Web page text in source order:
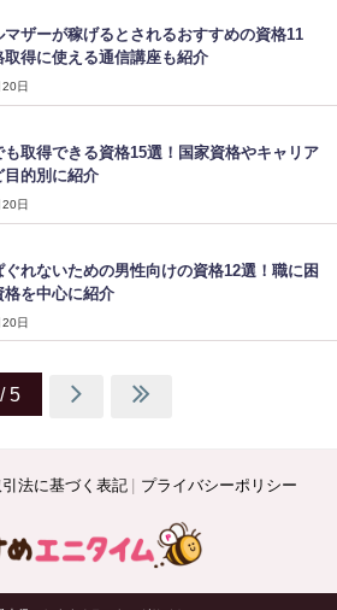
マザーが稼げるとされるおすすめの資格11
取得に使える通信講座も紹介
日
も取得できる資格15選！国家資格やキャリア
目的別に紹介
日
ぐれないための男性向けの資格12選！職に困
格を中心に紹介
日
5
法に基づく表記 プライバシーポリシー